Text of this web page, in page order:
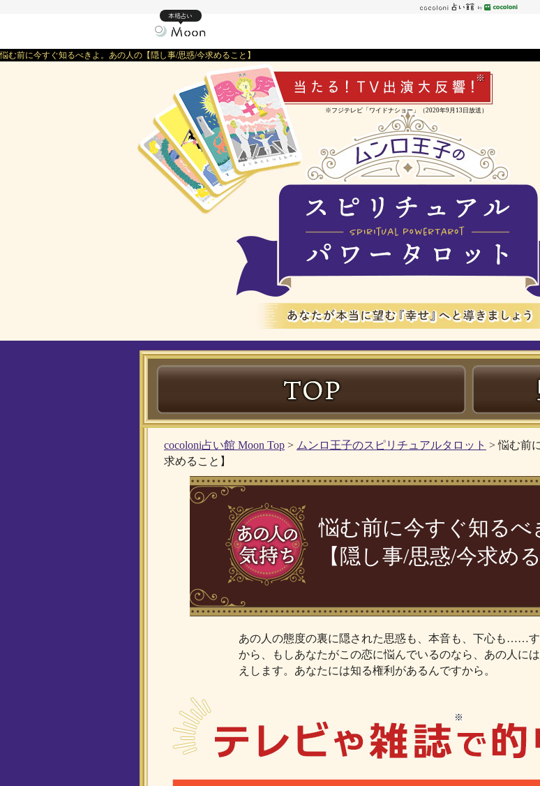
本格占い
悩む前に今すぐ知るべきよ。あの人の【隠し事/思惑/今求めること】
※
※フジテレビ「ワイドナショー」（2020年9月13日放送）
cocoloni占い館 Moon Top > ムンロ王子のスピリチュアルタロット > 悩む前
求めること】
悩む前に今すぐ知るべ
【隠し事/思惑/今求め
あの人の態度の裏に隠された思惑も、本音も、下心も……
から、もしあなたがこの恋に悩んでいるのなら、あの人に
えします。あなたには知る権利があるんですから。
※